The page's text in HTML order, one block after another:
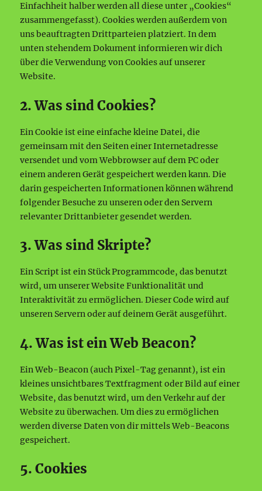
Einfachheit halber werden all diese unter „Cookies“
zusammengefasst). Cookies werden außerdem von
uns beauftragten Drittparteien platziert. In dem
unten stehendem Dokument informieren wir dich
über die Verwendung von Cookies auf unserer
Website.
2. Was sind Cookies?
Ein Cookie ist eine einfache kleine Datei, die
gemeinsam mit den Seiten einer Internetadresse
versendet und vom Webbrowser auf dem PC oder
einem anderen Gerät gespeichert werden kann. Die
darin gespeicherten Informationen können während
folgender Besuche zu unseren oder den Servern
relevanter Drittanbieter gesendet werden.
3. Was sind Skripte?
Ein Script ist ein Stück Programmcode, das benutzt
wird, um unserer Website Funktionalität und
Interaktivität zu ermöglichen. Dieser Code wird auf
unseren Servern oder auf deinem Gerät ausgeführt.
4. Was ist ein Web Beacon?
Ein Web-Beacon (auch Pixel-Tag genannt), ist ein
kleines unsichtbares Textfragment oder Bild auf einer
Website, das benutzt wird, um den Verkehr auf der
Website zu überwachen. Um dies zu ermöglichen
werden diverse Daten von dir mittels Web-Beacons
gespeichert.
5. Cookies